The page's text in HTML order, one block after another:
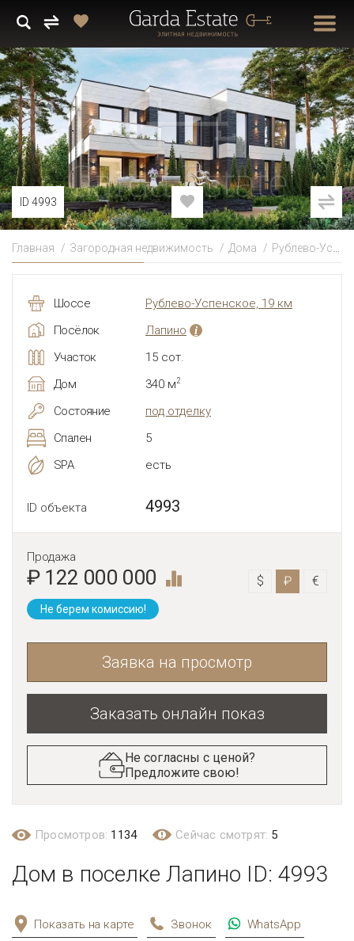
ID 4993
Главная Загородная недвижимость Дома Рублево-Успенское
Шоссе
Рублево-Успенское, 19 км
Посёлок
Лапино i
Участок
15 сот.
Дом
340 м2
Состояние
под отделку
Спален
5
SPA
есть
ID объекта 4993
Продажа
₽ 122 000 000 $ ₽ €
Не берем комиссию!
Заявка на просмотр
Заказать онлайн показ
Не согласны с ценой?
Предложите свою!
Просмотров: 1134 Сейчас смотрят: 5
Дом в поселке Лапино ID: 4993
Показать на карте Звонок WhatsApp